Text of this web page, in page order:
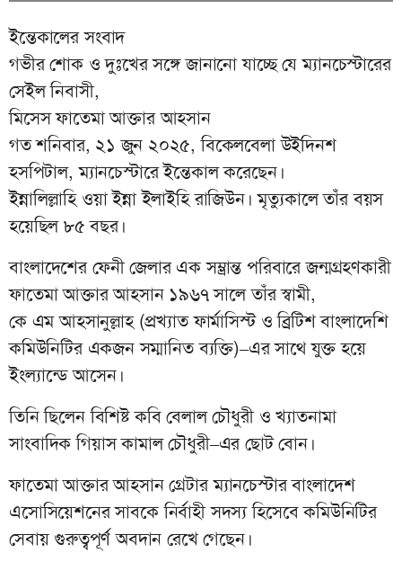
ইন্তেকালের সংবাদ
গভীর শোক ও দুঃখের সঙ্গে জানানো যাচ্ছে যে ম্যানচেস্টারের
সেইল নিবাসী,
মিসেস ফাতেমা আক্তার আহসান
গত শনিবার, ২১ জুন ২০২৫, বিকেলবেলা উইদিনশ
হসপিটাল, ম্যানচেস্টারে ইন্তেকাল করেছেন।
ইন্নালিল্লাহি ওয়া ইন্না ইলাইহি রাজিউন। মৃত্যুকালে তাঁর বয়স
হয়েছিল ৮৫ বছর।
বাংলাদেশের ফেনী জেলার এক সম্ভ্রান্ত পরিবারে জন্মগ্রহণকারী
ফাতেমা আক্তার আহসান ১৯৬৭ সালে তাঁর স্বামী,
কে এম আহসানুল্লাহ (প্রখ্যাত ফার্মাসিস্ট ও ব্রিটিশ বাংলাদেশি
কমিউনিটির একজন সম্মানিত ব্যক্তি)–এর সাথে যুক্ত হয়ে
ইংল্যান্ডে আসেন।
তিনি ছিলেন বিশিষ্ট কবি বেলাল চৌধুরী ও খ্যাতনামা
সাংবাদিক গিয়াস কামাল চৌধুরী–এর ছোট বোন।
ফাতেমা আক্তার আহসান গ্রেটার ম্যানচেস্টার বাংলাদেশ
এসোসিয়েশনের সাবকে নির্বাহী সদস্য হিসেবে কমিউনিটির
সেবায় গুরুত্বপূর্ণ অবদান রেখে গেছেন।